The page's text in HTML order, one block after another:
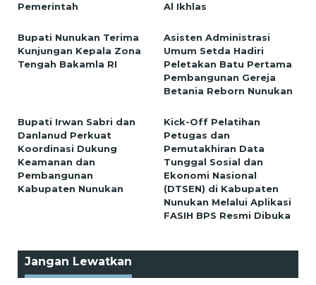
Pemerintah
Al Ikhlas
Bupati Nunukan Terima
Kunjungan Kepala Zona
Tengah Bakamla RI
Asisten Administrasi
Umum Setda Hadiri
Peletakan Batu Pertama
Pembangunan Gereja
Betania Reborn Nunukan
Bupati Irwan Sabri dan
Danlanud Perkuat
Koordinasi Dukung
Keamanan dan
Pembangunan
Kabupaten Nunukan
Kick-Off Pelatihan
Petugas dan
Pemutakhiran Data
Tunggal Sosial dan
Ekonomi Nasional
(DTSEN) di Kabupaten
Nunukan Melalui Aplikasi
FASIH BPS Resmi Dibuka
Jangan Lewatkan